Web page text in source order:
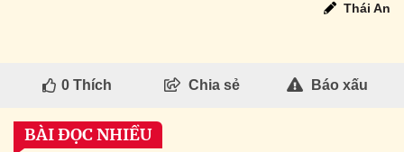
Thái An
0Thích Chia sẻ Báo xấu
BÀI ĐỌC NHIỀU